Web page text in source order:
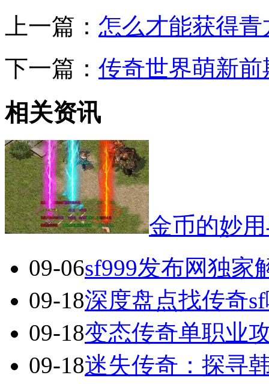
上一篇： 怎么才能获得
下一篇： 传奇世界萌新
相关资讯
金币的妙
09-06sf999发布网独家
09-18深度盘点找传奇
09-18变态传奇单职业
09-18迷失传奇：探寻